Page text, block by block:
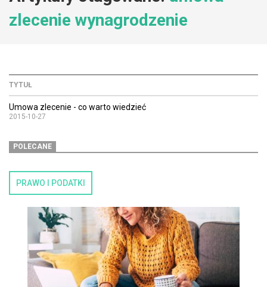
zlecenie wynagrodzenie
TYTUŁ
Umowa zlecenie - co warto wiedzieć
2015-10-27
POLECANE
PRAWO I PODATKI